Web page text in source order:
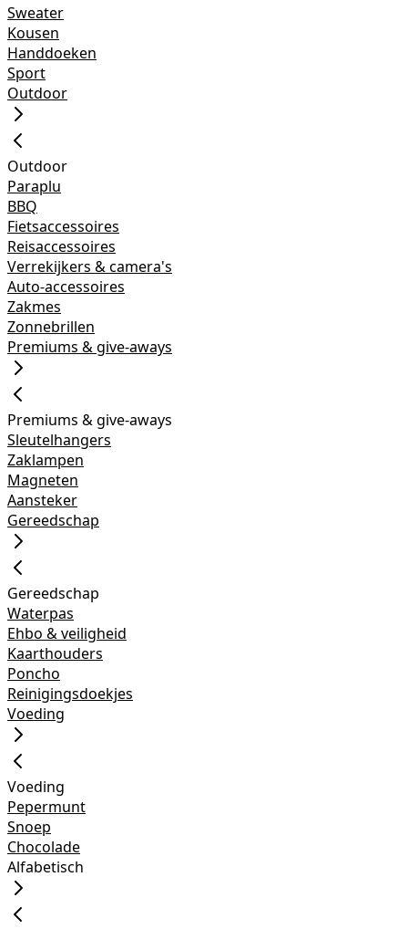
Sweater
Kousen
Handdoeken
Sport
Outdoor
Outdoor
Paraplu
BBQ
Fietsaccessoires
Reisaccessoires
Verrekijkers & camera's
Auto-accessoires
Zakmes
Zonnebrillen
Premiums & give-aways
Premiums & give-aways
Sleutelhangers
Zaklampen
Magneten
Aansteker
Gereedschap
Gereedschap
Waterpas
Ehbo & veiligheid
Kaarthouders
Poncho
Reinigingsdoekjes
Voeding
Voeding
Pepermunt
Snoep
Chocolade
Alfabetisch